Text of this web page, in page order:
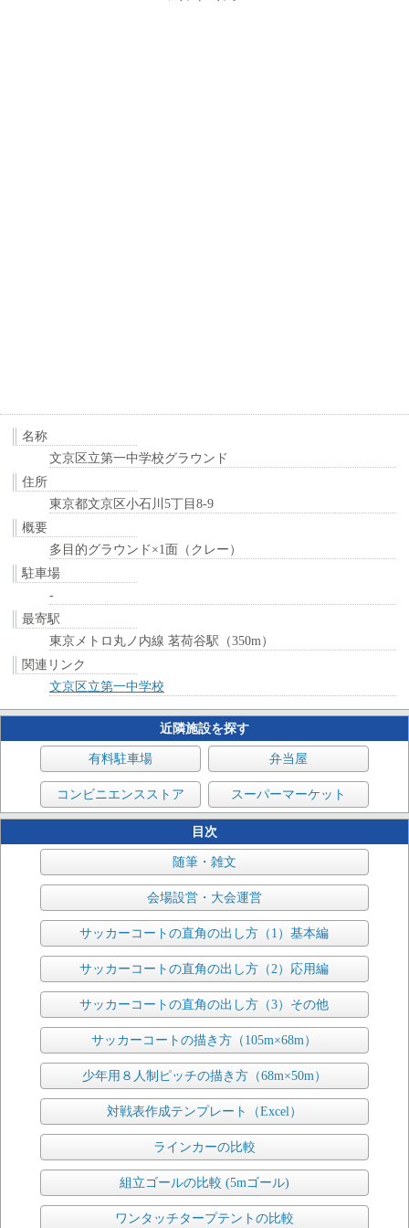
名称
文京区立第一中学校グラウンド
住所
東京都文京区小石川5丁目8-9
概要
多目的グラウンド×1面（クレー）
駐車場
-
最寄駅
東京メトロ丸ノ内線 茗荷谷駅（350m）
関連リンク
文京区立第一中学校
近隣施設を探す
有料駐車場 弁当屋
コンビニエンスストア スーパーマーケット
目次
随筆・雑文
会場設営・大会運営
サッカーコートの直角の出し方（1）基本編
サッカーコートの直角の出し方（2）応用編
サッカーコートの直角の出し方（3）その他
サッカーコートの描き方（105m×68m）
少年用８人制ピッチの描き方（68m×50m）
対戦表作成テンプレート（Excel）
ラインカーの比較
組立ゴールの比較 (5mゴール)
ワンタッチタープテントの比較